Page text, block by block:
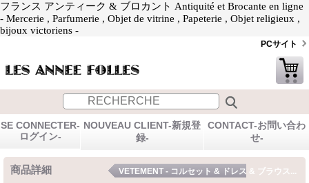
フランス アンティーク & ブロカント Antiquité et Brocante en ligne
- Mercerie , Parfumerie , Objet de vitrine , Papeterie , Objet religieux ,
bijoux victoriens -
PCサイト
SE CONNECTER-
ログイン-
NOUVEAU CLIENT-新規登
録-
CONTACT-お問い合わ
せ-
商品詳細 VETEMENT - コルセット & ドレス & ブラウス...